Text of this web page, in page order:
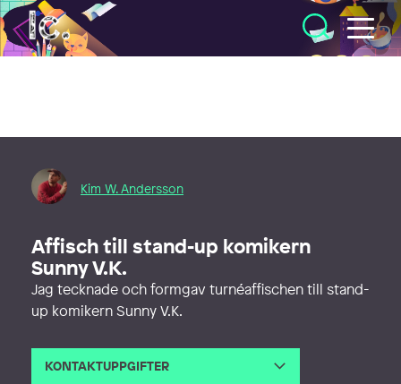
Illustratörcentrum
Kim W. Andersson
Affisch till stand-up komikern
Sunny V.K.
Jag tecknade och formgav turnéaffischen till stand-
up komikern Sunny V.K.
KONTAKTUPPGIFTER